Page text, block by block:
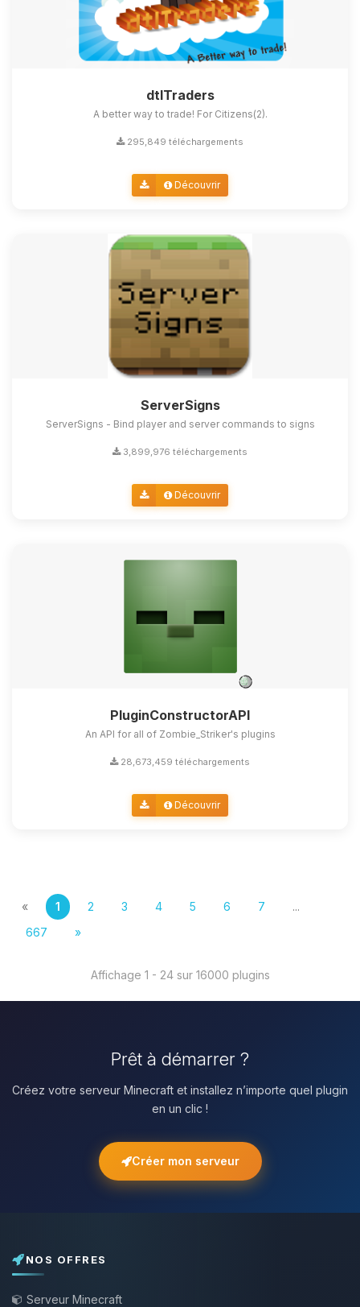
dtlTraders
A better way to trade! For Citizens(2).
295,849 téléchargements
Découvrir
ServerSigns
ServerSigns - Bind player and server commands to signs
3,899,976 téléchargements
Découvrir
PluginConstructorAPI
An API for all of Zombie_Striker's plugins
28,673,459 téléchargements
Découvrir
« 1 2 3 4 5 6 7
...
667
»
Affichage 1 - 24 sur 16000 plugins
Prêt à démarrer ?
Créez votre serveur Minecraft et installez n’importe quel plugin
en un clic !
Créer mon serveur
NOS OFFRES
Serveur Minecraft